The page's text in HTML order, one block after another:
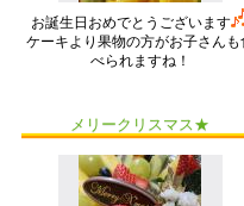
お誕生日おめでとうございます
ケーキより果物の方がお子さんも
べられますね！
メリークリスマス★